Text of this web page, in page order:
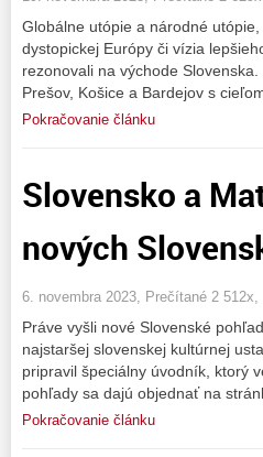
Globálne utópie a národné
dystopickej Európy či vízia
rezonovali na východe
Prešov, Košice a Bardejov s
Pokračovanie článku
Slovensko a
nových
6. novembra 2023, Prečítané 2 512x,
Práve vyšli nové Slovenské
najstaršej slovenskej kultúrnej
pripravil špeciálny úvodník, ktorý
pohľady sa dajú objednať na
Pokračovanie článku